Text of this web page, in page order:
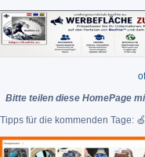
Bitte teilen diese HomePage
Tipps für die kommenden Tage: